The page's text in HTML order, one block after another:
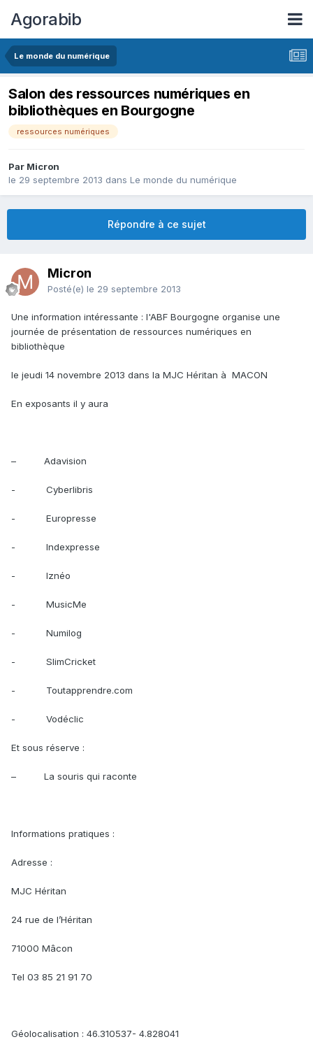
Agorabib
Le monde du numérique
Salon des ressources numériques en
bibliothèques en Bourgogne
ressources numériques
Par Micron
le 29 septembre 2013 dans Le monde du numérique
Répondre à ce sujet
Micron
Posté(e) le 29 septembre 2013
Une information intéressante : l'ABF Bourgogne organise une
journée de présentation de ressources numériques en
bibliothèque
le jeudi 14 novembre 2013 dans la MJC Héritan à MACON
En exposants il y aura
– Adavision
- Cyberlibris
- Europresse
- Indexpresse
- Iznéo
- MusicMe
- Numilog
- SlimCricket
- Toutapprendre.com
- Vodéclic
Et sous réserve :
– La souris qui raconte
Informations pratiques :
Adresse :
MJC Héritan
24 rue de l’Héritan
71000 Mâcon
Tel 03 85 21 91 70
Géolocalisation : 46.310537- 4.828041